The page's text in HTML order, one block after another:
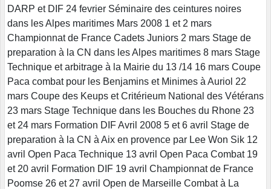
DARP et DIF 24 fevrier Séminaire des ceintures noires
dans les Alpes maritimes Mars 2008 1 et 2 mars
Championnat de France Cadets Juniors 2 mars Stage de
preparation à la CN dans les Alpes maritimes 8 mars Stage
Technique et arbitrage à la Mairie du 13 /14 16 mars Coupe
Paca combat pour les Benjamins et Minimes à Auriol 22
mars Coupe des Keups et Critérieum National des Vétérans
23 mars Stage Technique dans les Bouches du Rhone 23
et 24 mars Formation DIF Avril 2008 5 et 6 avril Stage de
preparation à la CN à Aix en provence par Lee Won Sik 12
avril Open Paca Technique 13 avril Open Paca Combat 19
et 20 avril Formation DIF 19 avril Championnat de France
Poomse 26 et 27 avril Open de Marseille Combat à La